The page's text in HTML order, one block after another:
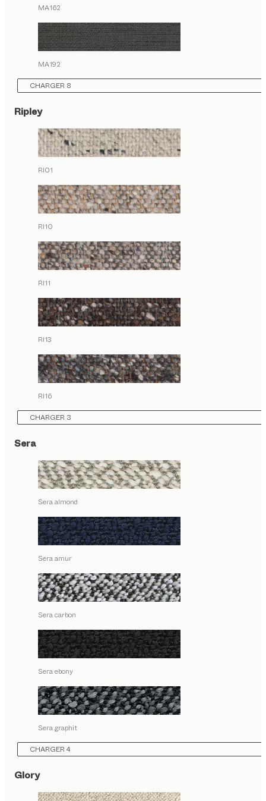
MA162
MA192
CHARGER 8
Ripley
RI01
RI10
RI11
RI13
RI16
CHARGER 3
Sera
Sera almond
Sera amur
Sera carbon
Sera ebony
Sera graphit
CHARGER 4
Glory